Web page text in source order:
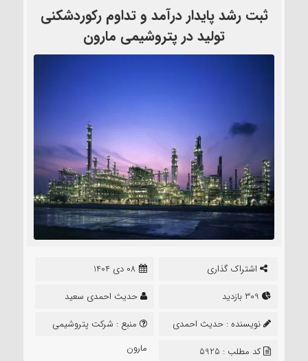
ثبت رشد پایدار درآمد و تداوم رکوردشکنی
تولید در پتروشیمی مارون
اشتراک گذاری
08 دی 1404
حدیث احمدی سعید
نویسنده : حدیث احمدی
سعید
منبع : شرکت پتروشیمی
مارون
کد مطلب : 5925